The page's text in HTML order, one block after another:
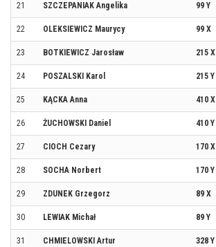
21 SZCZEPANIAK Angelika 99 Y
22 OLEKSIEWICZ Maurycy 99 X
23 BOTKIEWICZ Jarosław 215 X
24 POSZALSKI Karol 215 Y
25 KĄCKA Anna 410 X
26 ŻUCHOWSKI Daniel 410 Y
27 CIOCH Cezary 170 X
28 SOCHA Norbert 170 Y
29 ZDUNEK Grzegorz 89 X
30 LEWIAK Michał 89 Y
31 CHMIELOWSKI Artur 328 Y